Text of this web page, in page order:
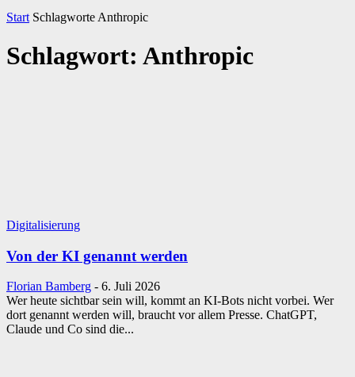
Start Schlagworte Anthropic
Schlagwort: Anthropic
Digitalisierung
Von der KI genannt werden
Florian Bamberg - 6. Juli 2026
Wer heute sichtbar sein will, kommt an KI-Bots nicht vorbei. Wer
dort genannt werden will, braucht vor allem Presse. ChatGPT,
Claude und Co sind die...